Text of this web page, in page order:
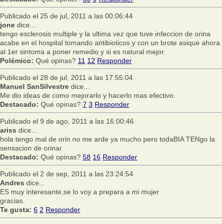
Publicado el 25 de jul, 2011 a las 00:06:44
jone dice...
tengo esclerosis multiple y la ultima vez que tuve infeccion de orina
acabe en el hospital tomando antibioticos y con un brote asique ahora
al 1er sintoma a poner remedio y si es natural mejor.
Polémico: Qué opinas? 11 12 Responder
Publicado el 28 de jul, 2011 a las 17:55:04
Manuel SanSilvestre dice...
Me dio ideas de como mejorarlo y hacerlo mas efectivo.
Destacado: Qué opinas? 7 3 Responder
Publicado el 9 de ago, 2011 a las 16:00:46
ariss dice...
hola tengo mal de orin no me arde ya mucho pero todaBIA TENgo la
sensacion de orinar
Destacado: Qué opinas? 58 16 Responder
Publicado el 2 de sep, 2011 a las 23:24:54
Andres dice...
ES muy interesante,se lo voy a prepara a mi mujer
gracias.
Te gusta: 6 2 Responder